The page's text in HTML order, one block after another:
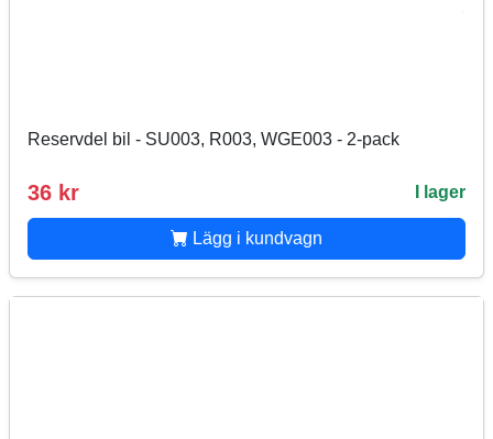
Reservdel bil - SU003, R003, WGE003 - 2-pack
36 kr I lager
Lägg i kundvagn